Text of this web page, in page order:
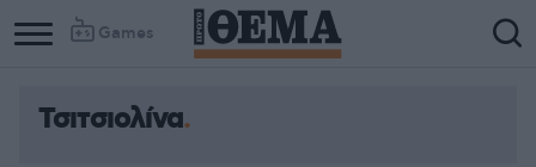
Games
Τσιτσιολίνα